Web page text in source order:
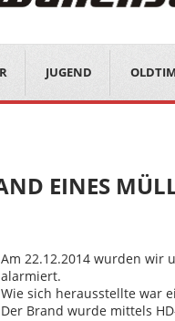
JUGEND
EINES
Am 22.12.2014 wurden wir
alarmiert.
Wie sich herausstellte war
Der Brand wurde mittels